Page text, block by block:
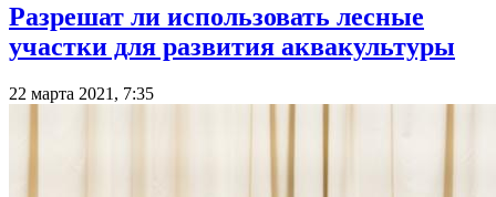
Разрешат ли использовать лесные
участки для развития аквакультуры
22 марта 2021, 7:35